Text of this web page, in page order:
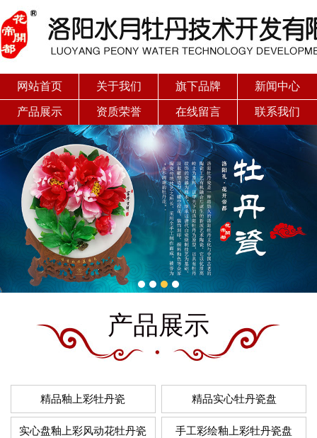
网站首页 关于我们 旗下品牌 新闻中心
产品展示 资质荣誉 在线留言 联系我们
产品展示
精品釉上彩牡丹瓷 精品实心牡丹瓷盘
实心盘釉上彩风动花牡丹瓷 手工彩绘釉上彩牡丹瓷盘